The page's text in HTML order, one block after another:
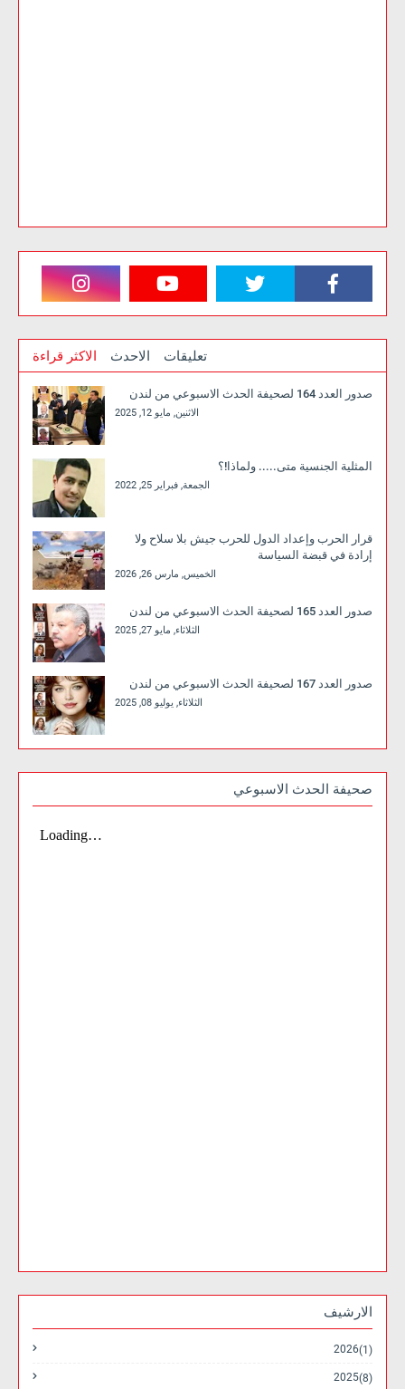
الاكثر قراءة الاحدث تعليقات
صدور العدد 164 لصحيفة الحدث الاسبوعي من لندن
الاثنين, مايو 12, 2025
المثلية الجنسية متى..... ولماذا!؟
الجمعة, فبراير 25, 2022
قرار الحرب وإعداد الدول للحرب جيش بلا سلاح ولا
إرادة في قبضة السياسة
الخميس, مارس 26, 2026
صدور العدد 165 لصحيفة الحدث الاسبوعي من لندن
الثلاثاء, مايو 27, 2025
صدور العدد 167 لصحيفة الحدث الاسبوعي من لندن
الثلاثاء, يوليو 08, 2025
صحيفة الحدث الاسبوعي
الارشيف
2026 (1)
2025 (8)